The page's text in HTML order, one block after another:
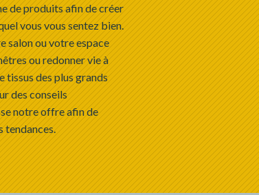
de produits afin de créer
vous vous sentez bien.
salon ou votre espace
ou redonner vie à
tissus des plus grands
des conseils
notre offre afin de
tendances.